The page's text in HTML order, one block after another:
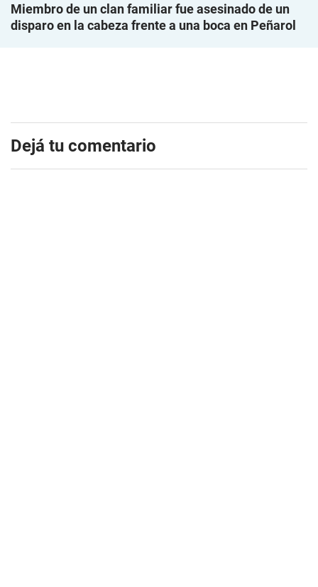
Miembro de un clan familiar fue asesinado de un
disparo en la cabeza frente a una boca en Peñarol
Dejá tu comentario